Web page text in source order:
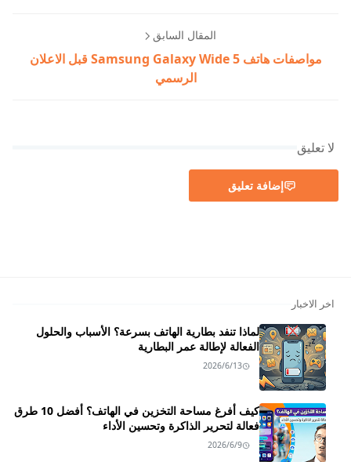
المقال السابق
مواصفات هاتف Samsung Galaxy Wide 5 قبل الاعلان
الرسمي
لا تعليق
إضافة تعليق
اخر الاخبار
لماذا تنفد بطارية الهاتف بسرعة؟ الأسباب والحلول
الفعالة لإطالة عمر البطارية
2026/6/13
كيف أفرغ مساحة التخزين في الهاتف؟ أفضل 10 طرق
فعالة لتحرير الذاكرة وتحسين الأداء
2026/6/9